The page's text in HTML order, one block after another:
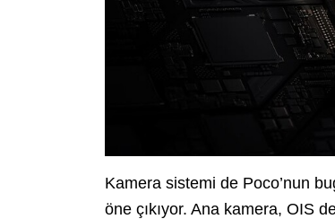
Kamera sistemi de Poco’nun
öne çıkıyor. Ana kamera, OIS